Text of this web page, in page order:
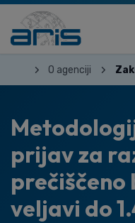
O agenciji
prijav za
prečiščeno
veljavi do